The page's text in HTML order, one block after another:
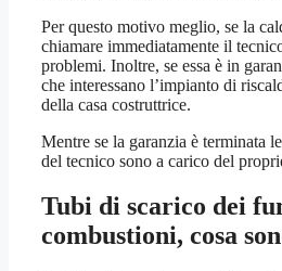
Per questo motivo meglio, se la
chiamare immediatamente il
problemi. Inoltre, se essa è in
che interessano l’impianto di
della casa costruttrice.
Mentre se la garanzia è terminata
del tecnico sono a carico del
Tubi di scarico dei
combustioni, cosa